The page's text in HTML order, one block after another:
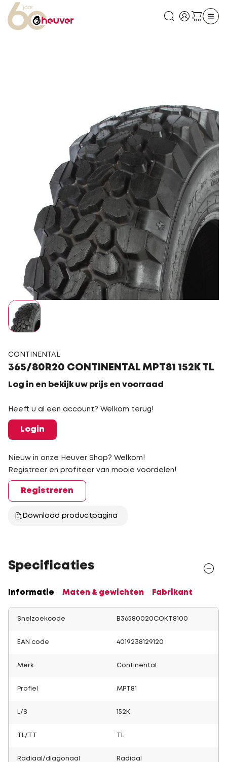
CONTINENTAL
365/80R20 CONTINENTAL MPT81 152K TL
Log in en bekijk uw prijs en voorraad
Heeft u al een account? Welkom terug!
Login
Nieuw in onze Heuver Shop? Welkom!
Registreer en profiteer van mooie voordelen!
Registreren
Download productpagina
Specificaties
Informatie Maten & gewichten Fabrikant
Snelzoekcode B36580020COKT8100
EAN code 4019238129120
Merk Continental
Profiel MPT81
L/S 152K
TL/TT
Radiaal/diagonaal Radiaal